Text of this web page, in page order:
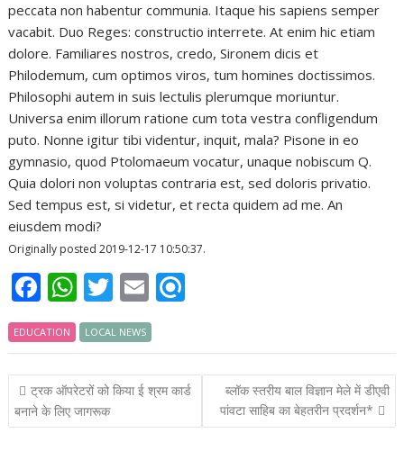
peccata non habentur communia. Itaque his sapiens semper
vacabit. Duo Reges: constructio interrete. At enim hic etiam
dolore. Familiares nostros, credo, Sironem dicis et
Philodemum, cum optimos viros, tum homines doctissimos.
Philosophi autem in suis lectulis plerumque moriuntur.
Universa enim illorum ratione cum tota vestra confligendum
puto. Nonne igitur tibi videntur, inquit, mala? Pisone in eo
gymnasio, quod Ptolomaeum vocatur, unaque nobiscum Q.
Quia dolori non voluptas contraria est, sed doloris privatio.
Sed tempus est, si videtur, et recta quidem ad me. An
eiusdem modi?
Originally posted 2019-12-17 10:50:37.
F
ac
e
b
o
o
W
h
at
s
A
p
T
w
itt
er
E
m
ai
l
i
n
d
EDUCATION LOCAL NEWS
Post
navigation
ट्रक ऑपरेटरों को किया ई श्रम कार्ड
बनाने के लिए जागरूक
ब्लॉक स्तरीय बाल विज्ञान मेले में डीएवी
पांवटा साहिब का बेहतरीन प्रदर्शन*